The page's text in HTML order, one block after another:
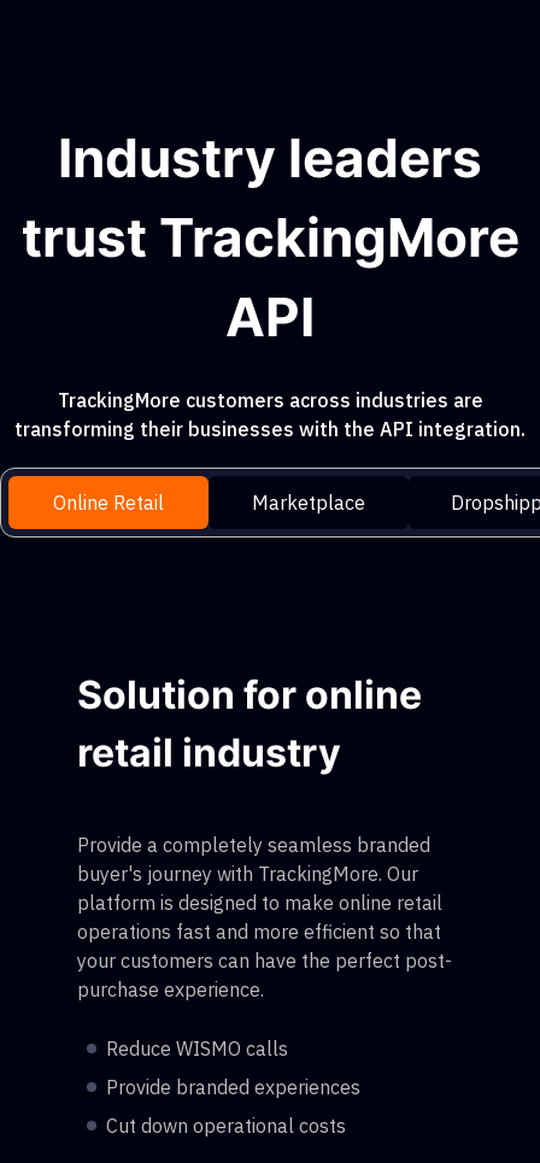
Industry leaders
trust TrackingMore
API
TrackingMore customers across industries are
transforming their businesses with the API integration.
Online Retail Marketplace
Solution for online
retail industry
Provide a completely seamless branded
buyer's journey with TrackingMore. Our
platform is designed to make online retail
operations fast and more efficient so that
your customers can have the perfect post-
purchase experience.
Reduce WISMO calls
Provide branded experiences
Cut down operational costs